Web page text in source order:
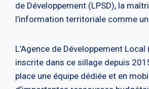
de Développement (LPSD), la
l’information territoriale comme
L’Agence de Développement Local
inscrite dans ce sillage depuis
place une équipe dédiée et en